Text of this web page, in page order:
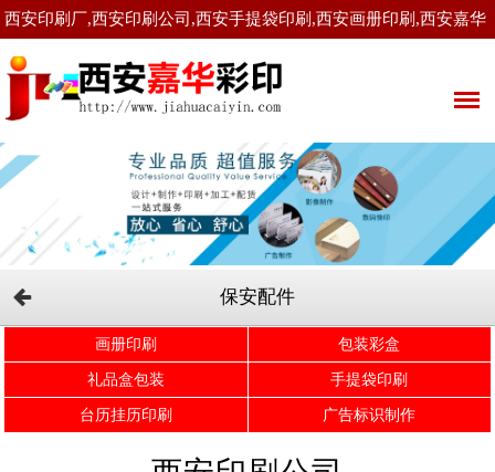
西安印刷厂,西安印刷公司,西安手提袋印刷,西安画册印刷,西安嘉华
彩印有限公司！
保安配件
画册印刷 包装彩盒
礼品盒包装 手提袋印刷
台历挂历印刷 广告标识制作